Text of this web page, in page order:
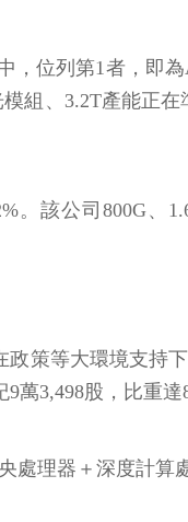
位列第1者，即
組、3.2T產能正
。該公司800G
策等大環境支持
萬3,498股，比重達
理器＋深度計算